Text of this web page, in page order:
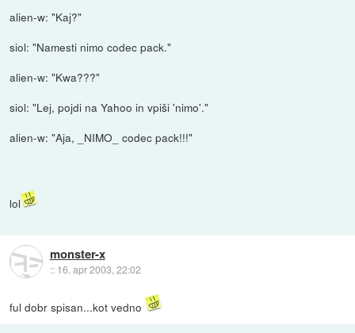
alien-w: "Kaj?"
siol: "Namesti nimo codec pack."
alien-w: "Kwa???"
siol: "Lej, pojdi na Yahoo in vpiši 'nimo'."
alien-w: "Aja, _NIMO_ codec pack!!!"
lol
monster-x
:: 16. apr 2003, 22:02
ful dobr spisan...kot vedno